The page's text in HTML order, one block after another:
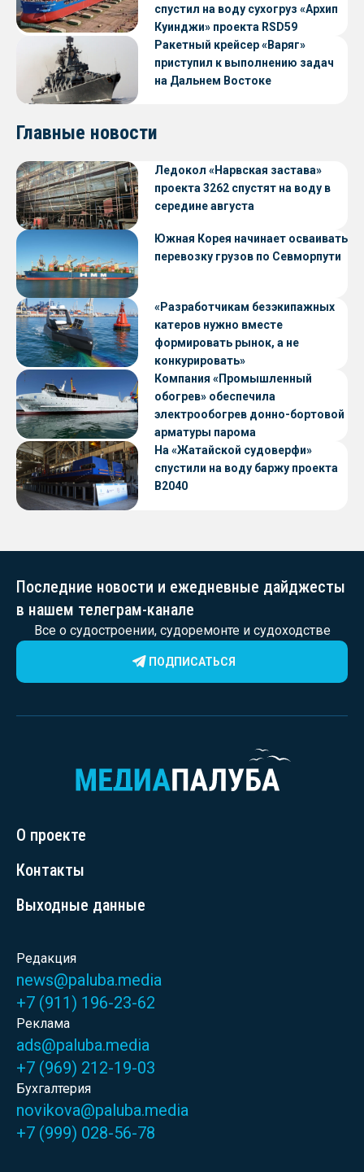
спустил на воду сухогруз «Архип
Куинджи» проекта RSD59
Ракетный крейсер «Варяг»
приступил к выполнению задач
на Дальнем Востоке
Главные новости
Ледокол «Нарвская застава»
проекта 3262 спустят на воду в
середине августа
Южная Корея начинает осваивать
перевозку грузов по Севморпути
«Разработчикам безэкипажных
катеров нужно вместе
формировать рынок, а не
конкурировать»
Компания «Промышленный
обогрев» обеспечила
электрообогрев донно-бортовой
арматуры парома
«Петропавловск» проекта CNF22
На «Жатайской судоверфи»
спустили на воду баржу проекта
В2040
Последние новости и ежедневные дайджесты
в нашем телеграм-канале
Все о судостроении, судоремонте и судоходстве
ПОДПИСАТЬСЯ
О проекте
Контакты
Выходные данные
Редакция
news@paluba.media
+7 (911) 196-23-62
Реклама
ads@paluba.media
+7 (969) 212-19-03
Бухгалтерия
novikova@paluba.media
+7 (999) 028-56-78